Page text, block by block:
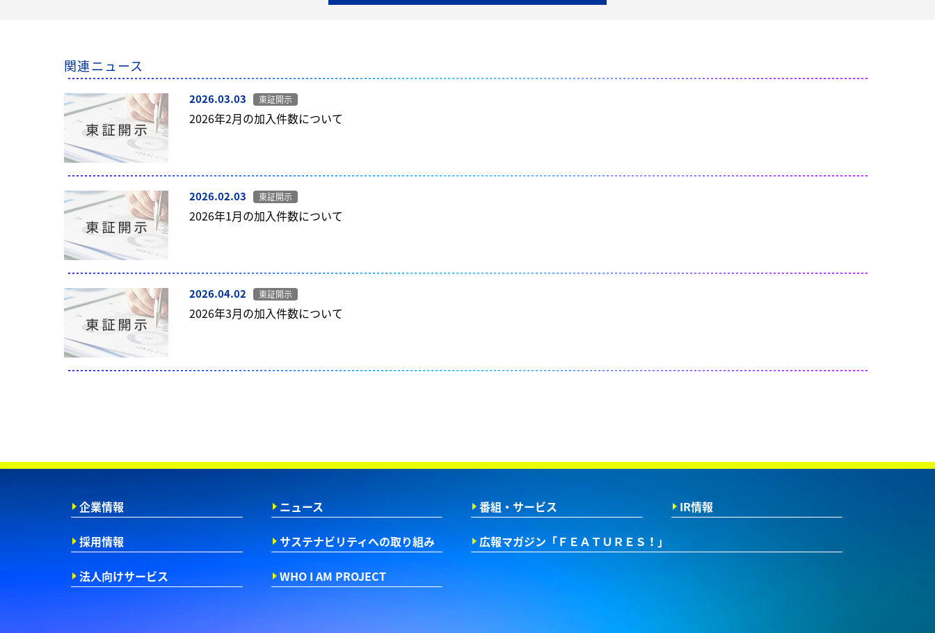
関連ニュース
2026.03.03 東証開示
2026年2月の加入件数について
2026.02.03 東証開示
2026年1月の加入件数について
2026.04.02 東証開示
2026年3月の加入件数について
企業情報 ニュース 番組・サービス IR情報
採用情報 サステナビリティへの取り組み 広報マガジン 「ＦＥＡＴＵＲＥＳ！」
法人向けサービス WHO I AM PROJECT